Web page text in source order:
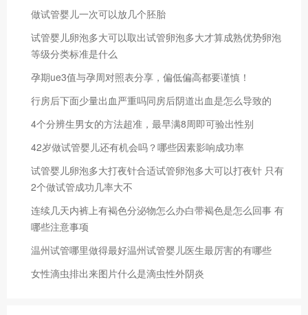
做试管婴儿一次可以放几个胚胎
试管婴儿卵泡多大可以取出试管卵泡多大才算成熟优势卵泡
等级分类标准是什么
孕期ue3值与孕周对照表分享，偏低偏高都要谨慎！
行房后下面少量出血严重吗同房后阴道出血是怎么导致的
4个分辨生男女的方法超准，最早满8周即可验出性别
42岁做试管婴儿还有机会吗？哪些因素影响成功率
试管婴儿卵泡多大打夜针合适试管卵泡多大可以打夜针 只有
2个做试管成功几率大不
连续几天内裤上有褐色分泌物怎么办白带褐色是怎么回事 有
哪些注意事项
温州试管哪里做得最好温州试管婴儿医生最厉害的有哪些
女性滴虫排出来图片什么是滴虫性外阴炎